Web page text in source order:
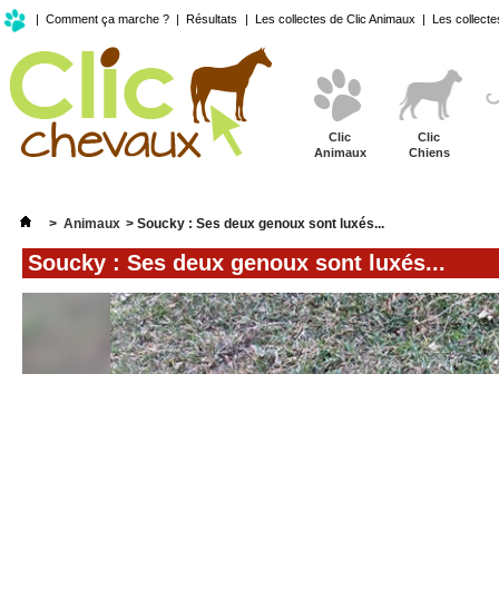
| Comment ça marche ? | Résultats | Les collectes de Clic Animaux | Les
Clic
Animaux
Clic
Chiens
> Animaux > Soucky : Ses deux genoux sont luxés...
Soucky : Ses deux genoux sont luxés...